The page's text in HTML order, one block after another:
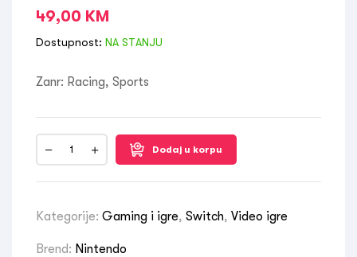
49,00 KM
Dostupnost: NA STANJU
Zanr: Racing, Sports
Dodaj u korpu
Kategorije: Gaming i igre, Switch, Video igre
Brend: Nintendo